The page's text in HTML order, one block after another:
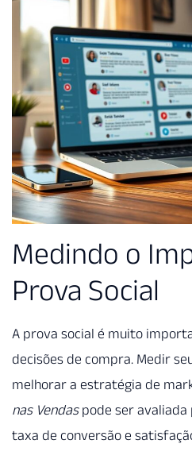
Medindo o
Prova Social
A prova social é muito
decisões de compra. Medir
melhorar a estratégia de
nas Vendaspode ser avaliada
taxa de conversão e